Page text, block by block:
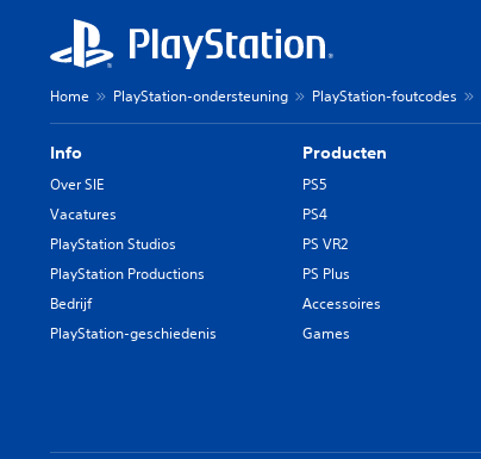
Home PlayStation-ondersteuning PlayStation-foutcodes
Info
Over SIE
Vacatures
PlayStation Studios
PlayStation Productions
Bedrijf
PlayStation-geschiedenis
Producten
PS5
PS4
PS VR2
PS Plus
Accessoires
Games